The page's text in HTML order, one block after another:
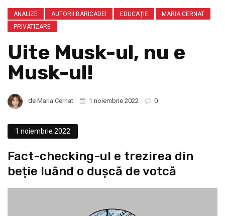
ANALIZE AUTORII BARICADEI EDUCAȚIE
MARIA CERNAT
PRIVATIZARE
Uite Musk-ul, nu e
Musk-ul!
de Maria Cernat 1 noiembrie 2022 0
1 noiembrie 2022
Fact-checking-ul e trezirea din
beție luând o dușcă de votcă